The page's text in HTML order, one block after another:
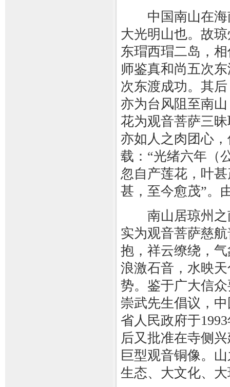
中国南山在海
大光明山也。故
东瑁西瑁二岛，
师鉴真和尚五次
次东渡成功。其
亦为台风阻至南
花为观音菩萨三
亦如人之肉团心
载：“光绪六年（
忽自产莲花，叶
甚，至今愈茂”。
南山居琼州之
实为观音菩萨慈
抱，祥云缭绕，
浪激石音，水映
势。鉴于广大信
崇武先生倡议，
省人民政府于
后又批准在寺侧
巨型观音铜像。
生态、大文化、